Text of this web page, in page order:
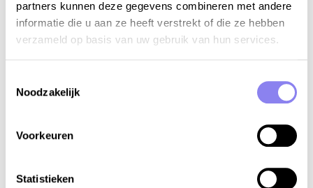
partners kunnen deze gegevens combineren met andere
informatie die u aan ze heeft verstrekt of die ze hebben
verzameld op basis van uw gebruik van hun services.
Noodzakelijk
Voorkeuren
Statistieken slaapkamers